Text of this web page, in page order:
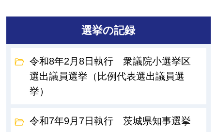
選挙の記録
令和8年2月8日執行 衆議院小選挙区
選出議員選挙（比例代表選出議員選
挙）
令和7年9月7日執行 茨城県知事選挙